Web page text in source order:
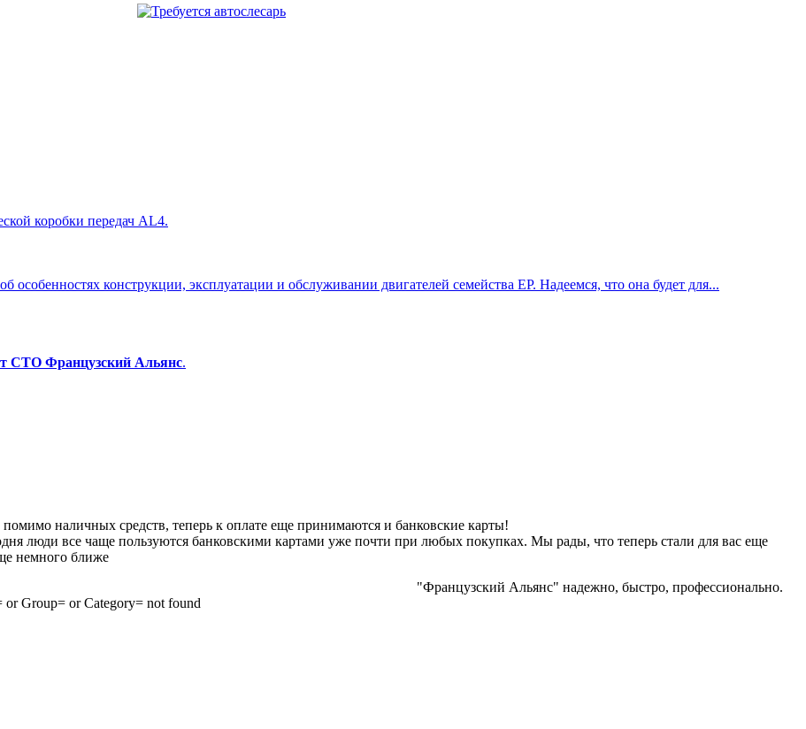
коробки передач AL4.
конструкции, эксплуатации и обслуживании двигателей семейства EP. Надеемся, что она будет для...
СТО Французский Альянс.
наличных средств, теперь к оплате еще принимаются и банковские карты!
люди все чаще пользуются банковскими картами уже почти при любых покупках. Мы рады, что теперь стали для вас еще
немного ближе
Альянс" надежно, быстро, профессионально.
Group= or Category= not found